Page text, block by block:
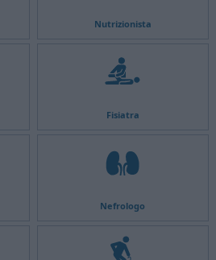
Nutrizionista
Fisiatra
Nefrologo